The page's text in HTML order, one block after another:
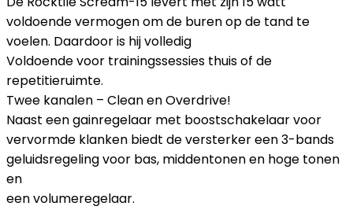
voldoende vermogen om de buren op de tand te
voelen. Daardoor is hij volledig
Voldoende voor trainingssessies thuis of de
repetitieruimte.
Twee kanalen – Clean en Overdrive!
Naast een gainregelaar met boostschakelaar voor
vervormde klanken biedt de versterker een 3-bands
geluidsregeling voor bas, middentonen en hoge tonen
en
een volumeregelaar.